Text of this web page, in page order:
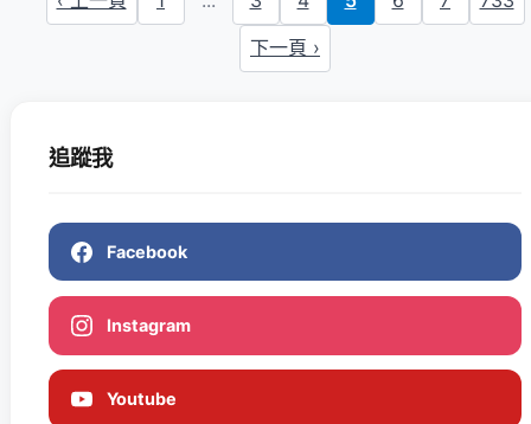
下一頁 ›
追蹤我
Facebook
Instagram
Youtube